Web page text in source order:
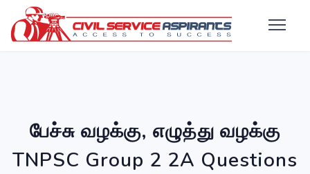
பேச்சு வழக்கு, எழுத்து வழக்கு
TNPSC Group 2 2A Questions